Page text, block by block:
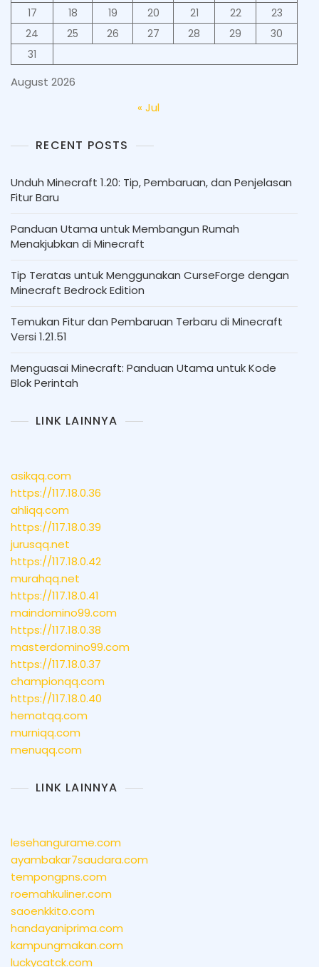
August 2026
17
18 19 20 21 22
23
24
25 26 27 28 29
30
31
« Jul
RECENT POSTS
Unduh Minecraft 1.20: Tip, Pembaruan, dan Penjelasan
Fitur Baru
Panduan Utama untuk Membangun Rumah
Menakjubkan di Minecraft
Tip Teratas untuk Menggunakan CurseForge dengan
Minecraft Bedrock Edition
Temukan Fitur dan Pembaruan Terbaru di Minecraft
Versi 1.21.51
Menguasai Minecraft: Panduan Utama untuk Kode
Blok Perintah
LINK LAINNYA
asikqq.com
https://117.18.0.36
ahliqq.com
https://117.18.0.39
jurusqq.net
https://117.18.0.42
murahqq.net
https://117.18.0.41
maindomino99.com
https://117.18.0.38
masterdomino99.com
https://117.18.0.37
championqq.com
https://117.18.0.40
hematqq.com
murniqq.com
menuqq.com
LINK LAINNYA
lesehangurame.com
ayambakar7saudara.com
tempongpns.com
roemahkuliner.com
saoenkkito.com
handayaniprima.com
kampungmakan.com
luckycatck.com